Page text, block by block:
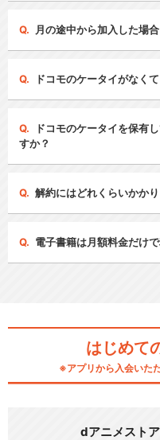
月の途中から加入した場
ドコモのケータイがなく
ドコモのケータイを保有
すか？
解約にはどれくらいかか
電子書籍は月額料金だけ
はじめて
※アプリから入会いた
dアニメスト